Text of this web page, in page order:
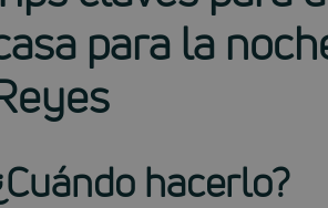
para la
hacerlo?